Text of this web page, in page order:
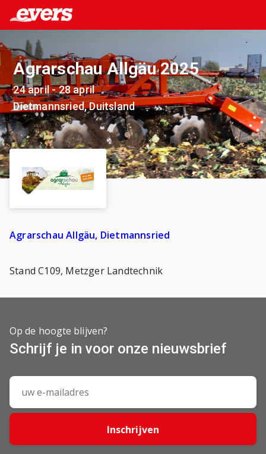
Agrarschau Allgäu 2025
24 april - 28 april
Dietmannsried, Duitsland
Agrarschau Allgäu, Dietmannsried
Stand C109, Metzger Landtechnik
Op de hoogte blijven?
Schrijf je in voor onze nieuwsbrief
Inschrijven